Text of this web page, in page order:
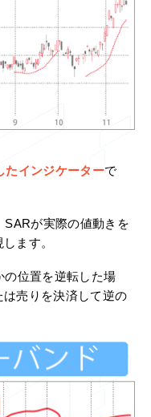
たインジケーターで
SARが実際の値動きを
ます。
の位置を逆転した場
売りを決済して逆の